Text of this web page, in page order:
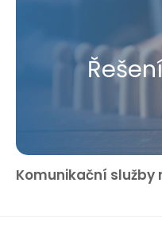
Komunikační služby